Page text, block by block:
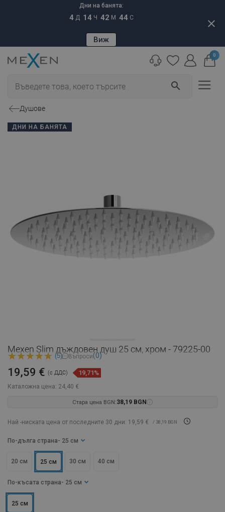
Дни на банята:
4 Д 14 Ч 42 М 43 С
Виж
close
search
0
Душове
ДНИ НА БАНЯТА
Mexen Slim дъждовен душ 25 см, хром - 79225-00
(5) Въпроси(0)
Каталожна цена: 24,40 €
19,59 € (с ДДС) 19,71%
Стара цена BGN:38,19 BGN
Най -ниската цена от последните 30 дни: 19,59 € / 38,19 BGN
По-дълга страна - 25 см
20 см 25 см 30 см 40 см
По-късата страна - 25 см
25 см